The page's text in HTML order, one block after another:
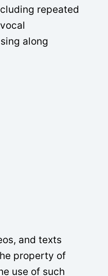
repeated
along
and texts
property of
use of such